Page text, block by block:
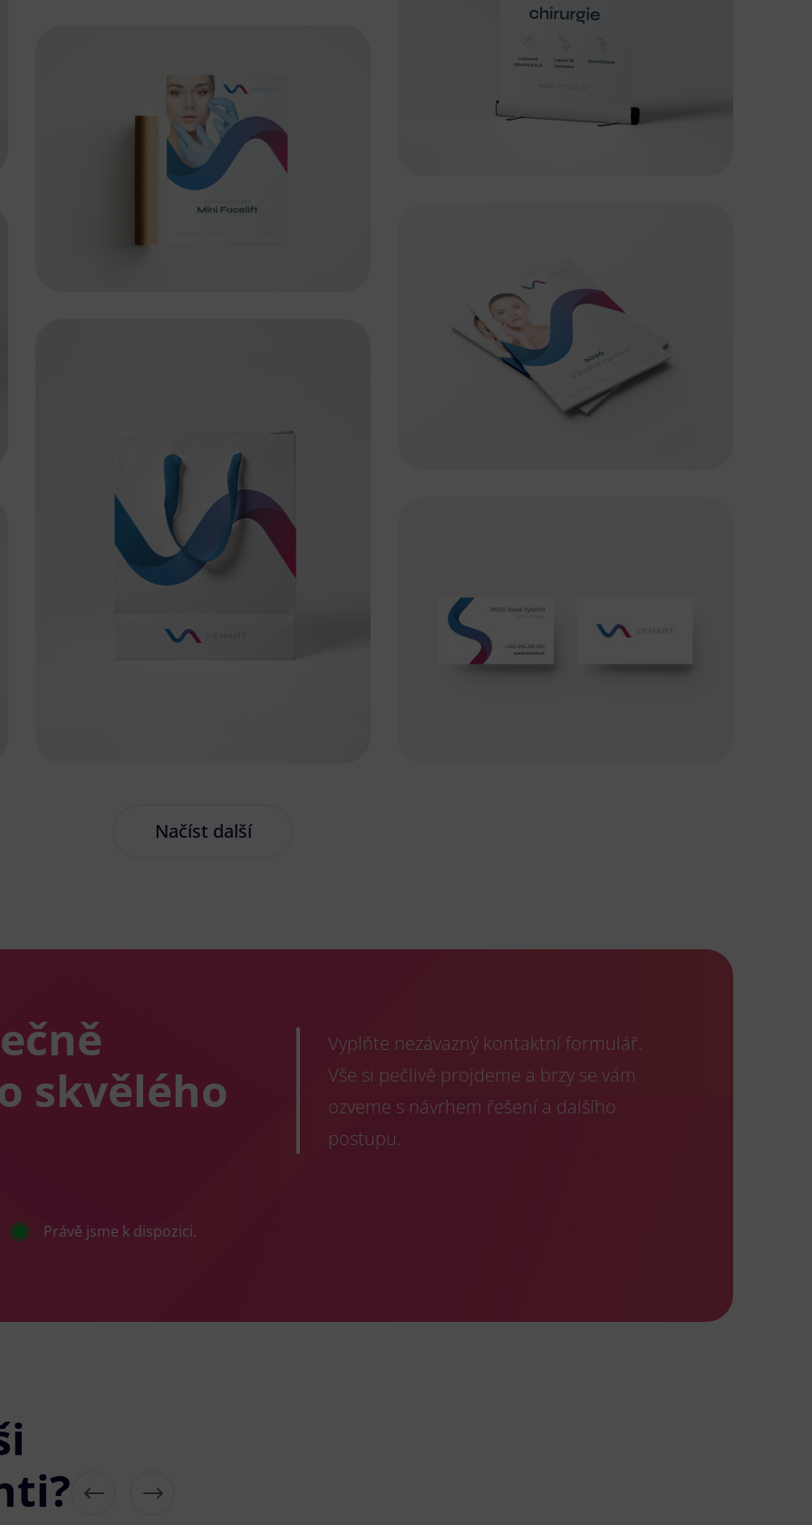
Načíst další
skvělého
Vyplňte nezávazný kontaktní formulář.
Vše si pečlivě projdeme a brzy se vám
ozveme s návrhem řešení a dalšího
postupu.
Právě jsme k dispozici.